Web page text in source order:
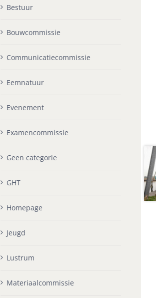
Bestuur
Bouwcommissie
Communicatiecommissie
Eemnatuur
Evenement
Examencommissie
Geen categorie
GHT
Homepage
Jeugd
Lustrum
Materiaalcommissie